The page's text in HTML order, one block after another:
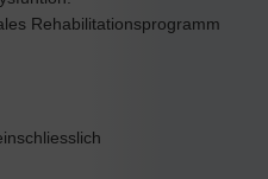
Rehabilitationsprogramm